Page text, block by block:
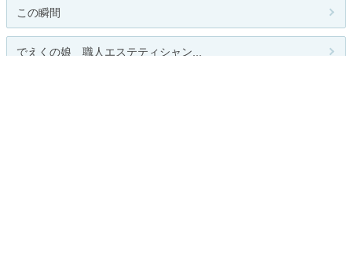
この瞬間
でえくの娘 職人エステティシャン...